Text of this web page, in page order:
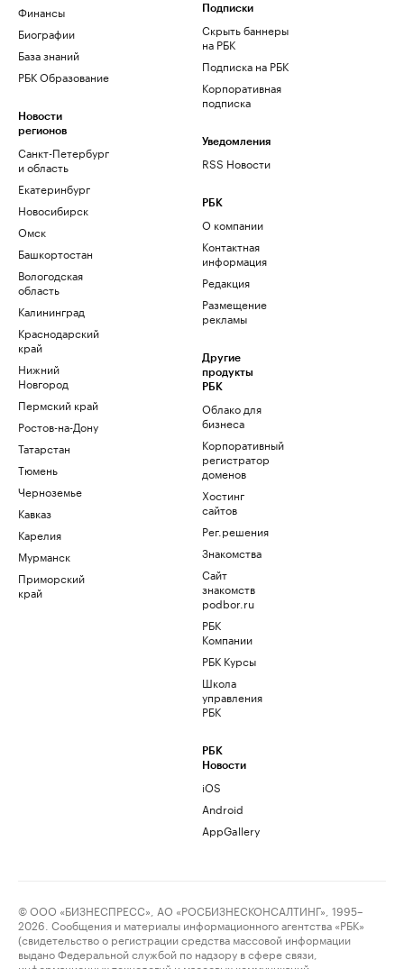
Финансы
Биографии
База знаний
РБК Образование
Новости
регионов
Санкт-Петербург
и область
Екатеринбург
Новосибирск
Омск
Башкортостан
Вологодская
область
Калининград
Краснодарский
край
Нижний
Новгород
Пермский край
Ростов-на-Дону
Татарстан
Тюмень
Черноземье
Кавказ
Карелия
Мурманск
Приморский
край
Подписки
Скрыть баннеры
на РБК
Подписка на РБК
Корпоративная
подписка
Уведомления
RSS Новости
РБК
О компании
Контактная
информация
Редакция
Размещение
рекламы
Другие
продукты
РБК
Облако для
бизнеса
Корпоративный
регистратор
доменов
Хостинг
сайтов
Рег.решения
Знакомства
Сайт
знакомств
podbor.ru
РБК
Компании
РБК Курсы
Школа
управления
РБК
РБК
Новости
iOS
Android
AppGallery
© ООО «БИЗНЕСПРЕСС», АО «РОСБИЗНЕСКОНСАЛТИНГ», 1995–
2026. Сообщения и материалы информационного агентства «РБК»
(свидетельство о регистрации средства массовой информации
выдано Федеральной службой по надзору в сфере связи,